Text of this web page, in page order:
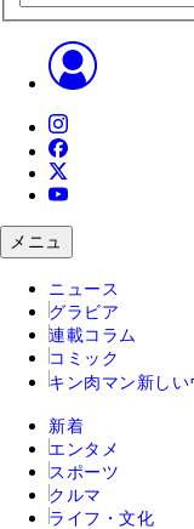
メニュ
ニュース
グラビア
連載コラム
コミック
キン肉マン 新しい
新着
エンタメ
スポーツ
クルマ
ライフ・文化